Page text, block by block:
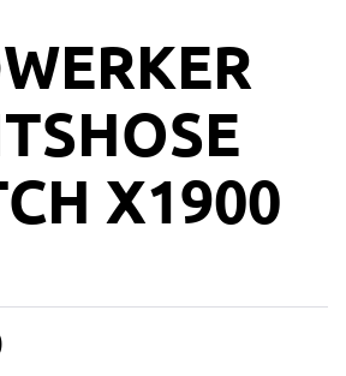
X1900